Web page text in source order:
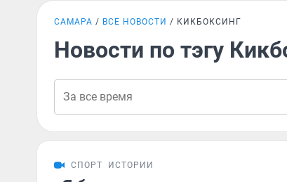
САМАРА ВСЕ НОВОСТИ КИКБОКСИНГ
Новости по тэгу
СПОРТ ИСТОРИИ